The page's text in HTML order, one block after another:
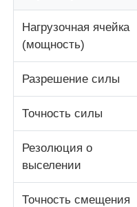
Нагрузочная ячейка
(мощность)
Разрешение силы
Точность силы
Резолюция о
выселении
Точность смещения